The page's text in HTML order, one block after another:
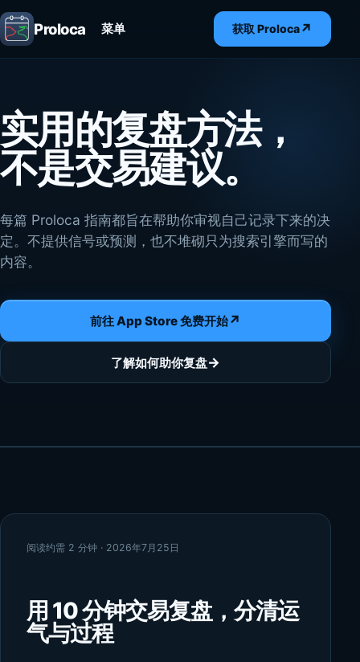
Proloca 菜单 获取 Proloca↗
实用的复盘方法，
不是交易建议。
每篇 Proloca 指南都旨在帮助你审视自己记录下来的决
定。不提供信号或预测，也不堆砌只为搜索引擎而写的
内容。
前往 App Store 免费开始↗
了解如何助你复盘→
阅读约需 2 分钟 · 2026年7月25日
用 10 分钟交易复盘，分清运
气与过程